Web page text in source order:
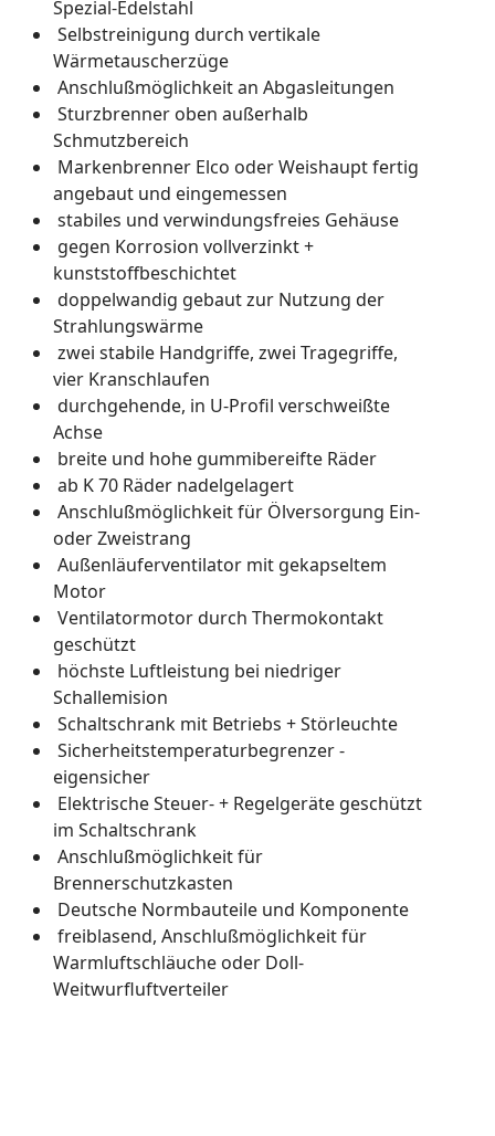
Spezial-Edelstahl
Selbstreinigung durch vertikale
Wärmetauscherzüge
Anschlußmöglichkeit an Abgasleitungen
Sturzbrenner oben außerhalb
Schmutzbereich
Markenbrenner Elco oder Weishaupt fertig
angebaut und eingemessen
stabiles und verwindungsfreies Gehäuse
gegen Korrosion vollverzinkt +
kunststoffbeschichtet
doppelwandig gebaut zur Nutzung der
Strahlungswärme
zwei stabile Handgriffe, zwei Tragegriffe,
vier Kranschlaufen
durchgehende, in U-Profil verschweißte
Achse
breite und hohe gummibereifte Räder
ab K 70 Räder nadelgelagert
Anschlußmöglichkeit für Ölversorgung Ein-
oder Zweistrang
Außenläuferventilator mit gekapseltem
Motor
Ventilatormotor durch Thermokontakt
geschützt
höchste Luftleistung bei niedriger
Schallemision
Schaltschrank mit Betriebs + Störleuchte
Sicherheitstemperaturbegrenzer -
eigensicher
Elektrische Steuer- + Regelgeräte geschützt
im Schaltschrank
Anschlußmöglichkeit für
Brennerschutzkasten
Deutsche Normbauteile und Komponente
freiblasend, Anschlußmöglichkeit für
Warmluftschläuche oder Doll-
Weitwurfluftverteiler